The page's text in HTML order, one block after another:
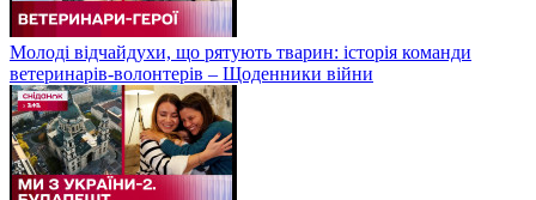
Молоді відчайдухи, що рятують тварин: історія команди
ветеринарів-волонтерів – Щоденники війни